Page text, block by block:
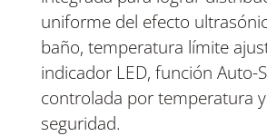
uniforme del efecto
baño, temperatura límite
indicador LED, función Auto-
controlada por temperatura
seguridad.